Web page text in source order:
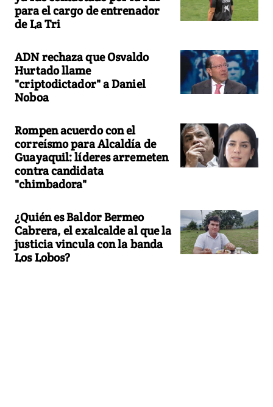
para el cargo de entrenador
de La Tri
ADN rechaza que Osvaldo
Hurtado llame
"criptodictador" a Daniel
Noboa
Rompen acuerdo con el
correísmo para Alcaldía de
Guayaquil: líderes arremeten
contra candidata
"chimbadora"
¿Quién es Baldor Bermeo
Cabrera, el exalcalde al que la
justicia vincula con la banda
Los Lobos?